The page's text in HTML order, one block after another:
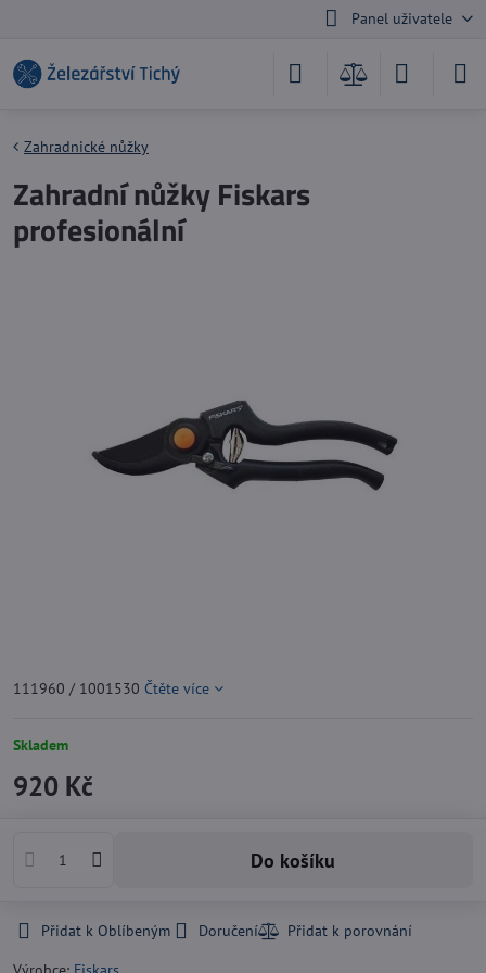
Panel uživatele
Zahradnické nůžky
Zahradní nůžky Fiskars
profesionální
111960 / 1001530 Čtěte více
Skladem
920 Kč
Do košíku
Přidat k Oblíbeným
Doručení